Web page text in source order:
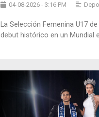
04-08-2026 - 3:16 PM
La Selección Femenina U17
debut histórico en un Mundial